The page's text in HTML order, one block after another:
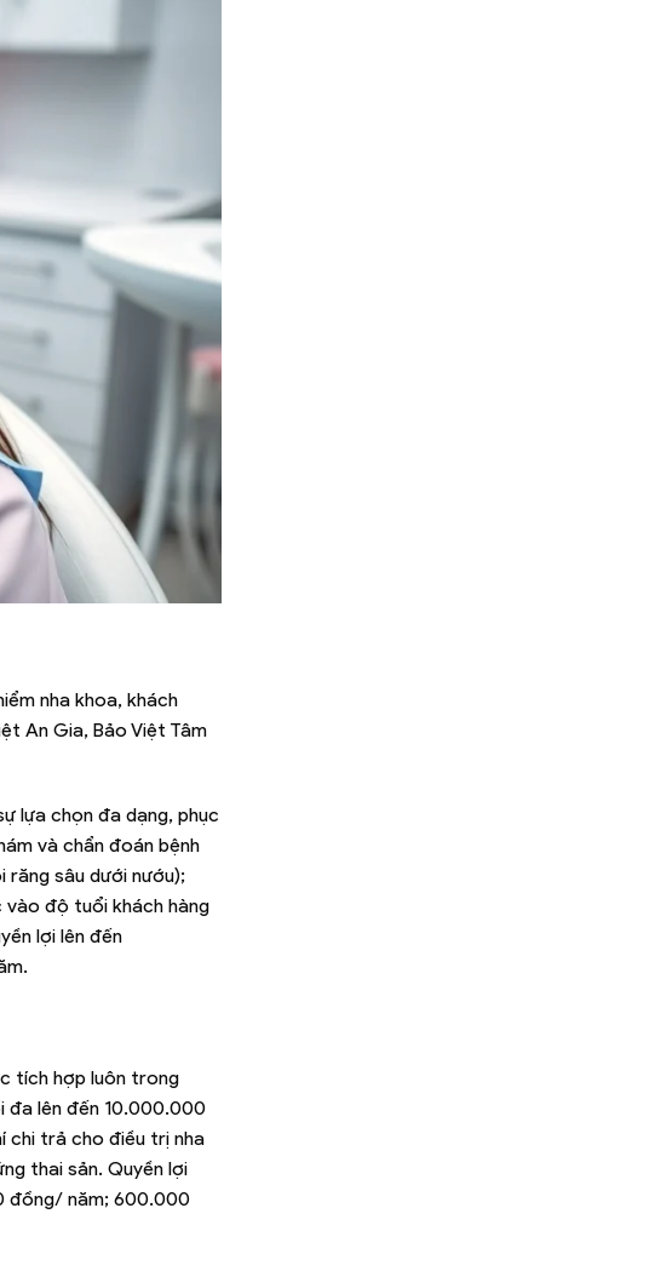
nha khoa, khách
An Gia, Bảo Việt Tâm
lựa chọn đa dạng, phục
và chẩn đoán bệnh
răng sâu dưới nướu);
vào độ tuổi khách hàng
lợi lên đến
tích hợp luôn trong
đa lên đến 10.000.000
chi trả cho điều trị nha
thai sản. Quyền lợi
đồng/ năm; 600.000